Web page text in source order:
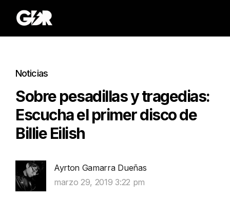
Noticias
Sobre pesadillas y tragedias:
Escucha el primer disco de
Billie Eilish
Ayrton Gamarra Dueñas
marzo 29, 2019 3:22 pm